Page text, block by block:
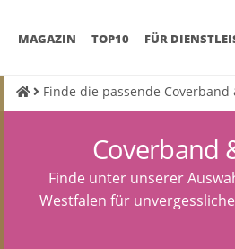
MAGAZIN (CURRENT)
TOP10 FÜR
Finde die passende
Coverband
Finde unter unserer
Westfalen für